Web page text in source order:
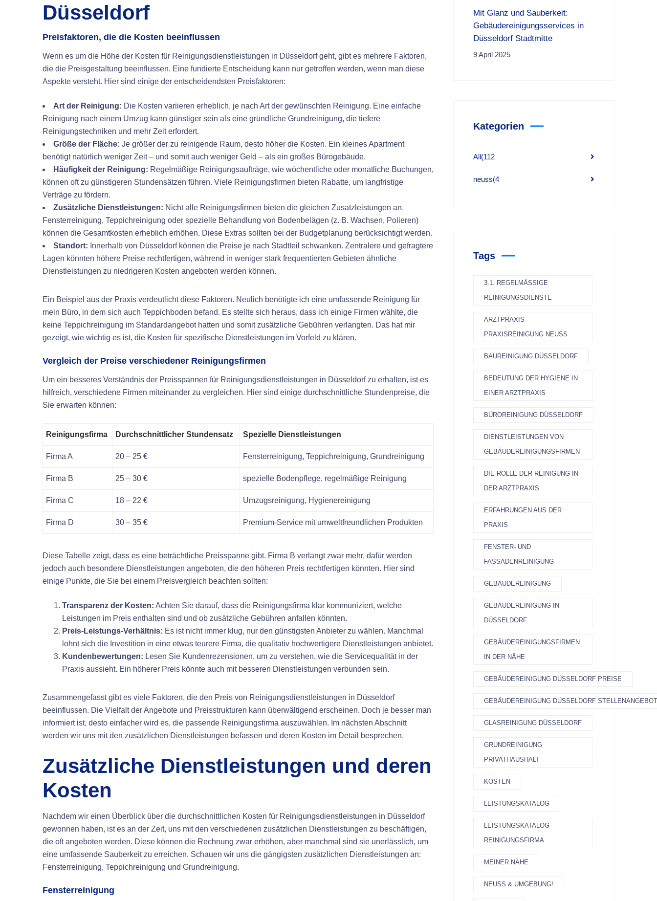
Düsseldorf
Preisfaktoren, die die Kosten beeinflussen
Wenn es um die Höhe der Kosten für Reinigungsdienstleistungen in Düsseldorf geht, gibt es mehrere Faktoren,
die die Preisgestaltung beeinflussen. Eine fundierte Entscheidung kann nur getroffen werden, wenn man diese
Aspekte versteht. Hier sind einige der entscheidendsten Preisfaktoren:
Art der Reinigung: Die Kosten variieren erheblich, je nach Art der gewünschten Reinigung. Eine einfache
Reinigung nach einem Umzug kann günstiger sein als eine gründliche Grundreinigung, die tiefere
Reinigungstechniken und mehr Zeit erfordert.
Größe der Fläche: Je größer der zu reinigende Raum, desto höher die Kosten. Ein kleines Apartment
benötigt natürlich weniger Zeit – und somit auch weniger Geld – als ein großes Bürogebäude.
Häufigkeit der Reinigung: Regelmäßige Reinigungsaufträge, wie wöchentliche oder monatliche Buchungen,
können oft zu günstigeren Stundensätzen führen. Viele Reinigungsfirmen bieten Rabatte, um langfristige
Verträge zu fördern.
Zusätzliche Dienstleistungen: Nicht alle Reinigungsfirmen bieten die gleichen Zusatzleistungen an.
Fensterreinigung, Teppichreinigung oder spezielle Behandlung von Bodenbelägen (z. B. Wachsen, Polieren)
können die Gesamtkosten erheblich erhöhen. Diese Extras sollten bei der Budgetplanung berücksichtigt werden.
Standort: Innerhalb von Düsseldorf können die Preise je nach Stadtteil schwanken. Zentralere und gefragtere
Lagen könnten höhere Preise rechtfertigen, während in weniger stark frequentierten Gebieten ähnliche
Dienstleistungen zu niedrigeren Kosten angeboten werden können.
Ein Beispiel aus der Praxis verdeutlicht diese Faktoren. Neulich benötigte ich eine umfassende Reinigung für
mein Büro, in dem sich auch Teppichboden befand. Es stellte sich heraus, dass ich einige Firmen wählte, die
keine Teppichreinigung im Standardangebot hatten und somit zusätzliche Gebühren verlangten. Das hat mir
gezeigt, wie wichtig es ist, die Kosten für spezifische Dienstleistungen im Vorfeld zu klären.
Vergleich der Preise verschiedener Reinigungsfirmen
Um ein besseres Verständnis der Preisspannen für Reinigungsdienstleistungen in Düsseldorf zu erhalten, ist es
hilfreich, verschiedene Firmen miteinander zu vergleichen. Hier sind einige durchschnittliche Stundenpreise, die
Sie erwarten können:
Reinigungsfirma Durchschnittlicher Stundensatz Spezielle Dienstleistungen
Firma A 20 – 25 € Fensterreinigung, Teppichreinigung, Grundreinigung
Firma B 25 – 30 € spezielle Bodenpflege, regelmäßige Reinigung
Firma C 18 – 22 € Umzugsreinigung, Hygienereinigung
Firma D 30 – 35 € Premium-Service mit umweltfreundlichen Produkten
Diese Tabelle zeigt, dass es eine beträchtliche Preisspanne gibt. Firma B verlangt zwar mehr, dafür werden
jedoch auch besondere Dienstleistungen angeboten, die den höheren Preis rechtfertigen könnten. Hier sind
einige Punkte, die Sie bei einem Preisvergleich beachten sollten:
Transparenz der Kosten: Achten Sie darauf, dass die Reinigungsfirma klar kommuniziert, welche
Leistungen im Preis enthalten sind und ob zusätzliche Gebühren anfallen könnten.
Preis-Leistungs-Verhältnis: Es ist nicht immer klug, nur den günstigsten Anbieter zu wählen. Manchmal
lohnt sich die Investition in eine etwas teurere Firma, die qualitativ hochwertigere Dienstleistungen anbietet.
Kundenbewertungen: Lesen Sie Kundenrezensionen, um zu verstehen, wie die Servicequalität in der
Praxis aussieht. Ein höherer Preis könnte auch mit besseren Dienstleistungen verbunden sein.
Zusammengefasst gibt es viele Faktoren, die den Preis von Reinigungsdienstleistungen in Düsseldorf
beeinflussen. Die Vielfalt der Angebote und Preisstrukturen kann überwältigend erscheinen. Doch je besser man
informiert ist, desto einfacher wird es, die passende Reinigungsfirma auszuwählen. Im nächsten Abschnitt
werden wir uns mit den zusätzlichen Dienstleistungen befassen und deren Kosten im Detail besprechen.
Zusätzliche Dienstleistungen und deren
Kosten
Nachdem wir einen Überblick über die durchschnittlichen Kosten für Reinigungsdienstleistungen in Düsseldorf
gewonnen haben, ist es an der Zeit, uns mit den verschiedenen zusätzlichen Dienstleistungen zu beschäftigen,
die oft angeboten werden. Diese können die Rechnung zwar erhöhen, aber manchmal sind sie unerlässlich, um
eine umfassende Sauberkeit zu erreichen. Schauen wir uns die gängigsten zusätzlichen Dienstleistungen an:
Fensterreinigung, Teppichreinigung und Grundreinigung.
Fensterreinigung
Mit Glanz und Sauberkeit:
Gebäudereinigungsservices in
Düsseldorf Stadtmitte
9 April 2025
Kategorien
All(112
neuss(4
Tags
3.1. REGELMÄSSIGE R
EINIGUNGSDIENSTE
ARZTPRAXIS
PRAXISREINIGUNG NEUSS
BAUREINIGUNG DÜSSELDORF
BEDEUTUNG DER HYGIENE IN
EINER ARZTPRAXIS
BÜROREINIGUNG DÜSSELDORF
DIENSTLEISTUNGEN VON
GEBÄUDEREINIGUNGSFIRMEN
DIE ROLLE DER REINIGUNG IN
DER ARZTPRAXIS
ERFAHRUNGEN AUS DER
PRAXIS
FENSTER- UND
FASSADENREINIGUNG
GEBÄUDEREINIGUNG
GEBÄUDEREINIGUNG IN
DÜSSELDORF
GEBÄUDEREINIGUNGSFIRMEN
IN DER NÄHE
GEBÄUDEREINIGUNG DÜSSELDORF PREISE
GEBÄUDEREINIGUNG DÜSSELDORF
GLASREINIGUNG DÜSSELDORF
GRUNDREINIGUNG
PRIVATHAUSHALT
KOSTEN
LEISTUNGSKATALOG
LEISTUNGSKATALOG
REINIGUNGSFIRMA
MEINER NÄHE
NEUSS & UMGEBUNG!